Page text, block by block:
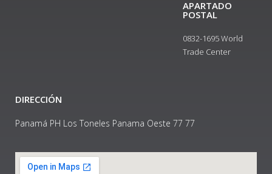
APARTADO
POSTAL
0832-1695 World
Trade Center
DIRECCIÓN
Panamá PH Los Toneles Panama Oeste 77 77